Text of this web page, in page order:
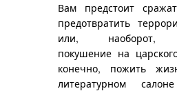
Вам предстоит
предотвратить
или, наоборот,
покушение на
конечно, пожить
литературном